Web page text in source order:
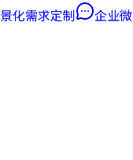
化需求定制 企业